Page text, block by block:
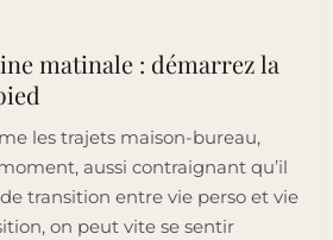
matinale : démarrez la
les trajets maison-bureau,
aussi contraignant qu’il
transition entre vie perso et vie
on peut vite se sentir